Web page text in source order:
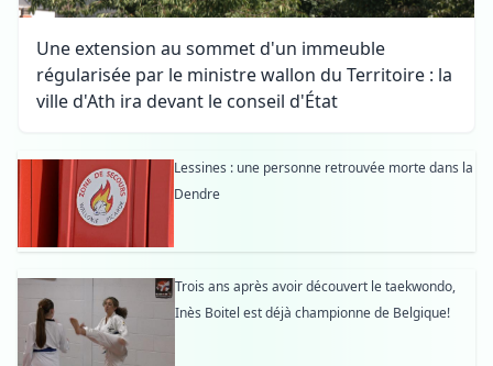
Une extension au sommet d'un immeuble
régularisée par le ministre wallon du Territoire : la
ville d'Ath ira devant le conseil d'État
Lessines : une personne retrouvée morte dans la
Dendre
Trois ans après avoir découvert le taekwondo,
Inès Boitel est déjà championne de Belgique!